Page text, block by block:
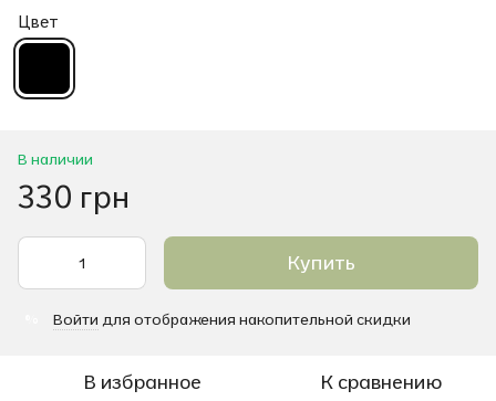
Цвет
В наличии
330 грн
Купить
Войти для отображения накопительной скидки
В избранное К сравнению